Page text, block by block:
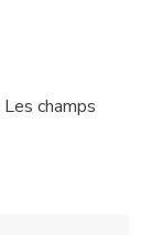
Les champs